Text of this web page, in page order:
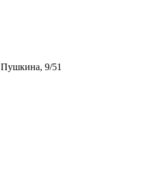
Пушкина, 9/51